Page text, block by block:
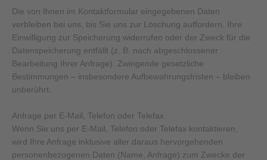
Die von Ihnen im Kontaktformular eingegebenen Daten
verbleiben bei uns, bis Sie uns zur Löschung auffordern, Ihre
Einwilligung zur Speicherung widerrufen oder der Zweck für die
Datenspeicherung entfällt (z. B. nach abgeschlossener
Bearbeitung Ihrer Anfrage). Zwingende gesetzliche
Bestimmungen – insbesondere Aufbewahrungsfristen – bleiben
unberührt.
Anfrage per E-Mail, Telefon oder Telefax
Wenn Sie uns per E-Mail, Telefon oder Telefax kontaktieren,
wird Ihre Anfrage inklusive aller daraus hervorgehenden
personenbezogenen Daten (Name, Anfrage) zum Zwecke der